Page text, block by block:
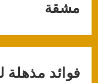
مشقة
فوائد مذهلة